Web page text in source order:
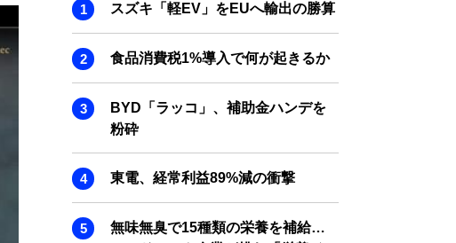
スズキ「軽EV」をEUへ輸出の勝算
食品消費税1%導入で何が起きるか
BYD「ラッコ」、補助金ハンデを
粉砕
東電、経常利益89%減の衝撃
無味無臭で15種類の栄養を補給…
INBOUND JOURNAL
LIFE ENDING JOURNAL
AI JOURNAL
REAL ESTATE BROKERAGE JOURNAL
SMART MARKETING JOURNAL
BPaaS JOURNAL
ADOPTABLE DOG JOURNAL